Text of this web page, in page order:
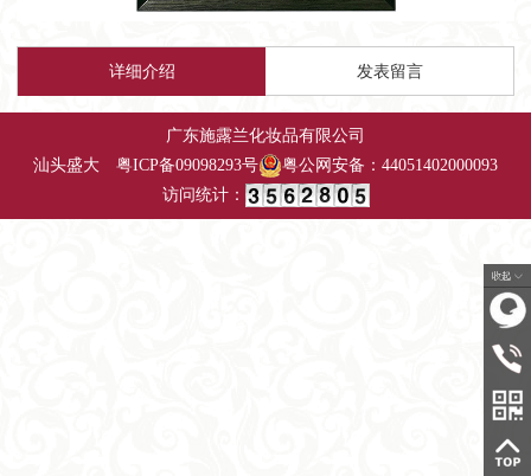
详细介绍 发表留言
广东施露兰化妆品有限公司
汕头盛大
粤ICP备09098293号
粤公网安备：44051402000093
访问统计：